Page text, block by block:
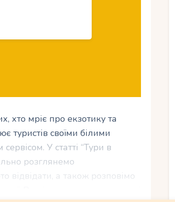
хто мріє про екзотику та
туристів своїми білими
У статті “Тури в
розглянемо
відвідати, а також розповімо